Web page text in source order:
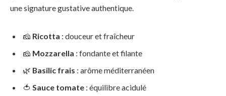
une signature gustative authentique.
🧀 Ricotta : douceur et fraîcheur
🧀 Mozzarella : fondante et filante
🌿 Basilic frais : arôme méditerranéen
🍅 Sauce tomate : équilibre acidulé